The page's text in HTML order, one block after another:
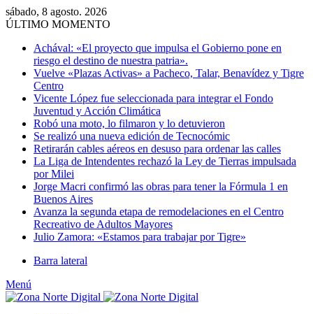
sábado, 8 agosto. 2026
ÚLTIMO MOMENTO
Achával: «El proyecto que impulsa el Gobierno pone en
riesgo el destino de nuestra patria».
Vuelve «Plazas Activas» a Pacheco, Talar, Benavídez y Tigre
Centro
Vicente López fue seleccionada para integrar el Fondo
Juventud y Acción Climática
Robó una moto, lo filmaron y lo detuvieron
Se realizó una nueva edición de Tecnocómic
Retirarán cables aéreos en desuso para ordenar las calles
La Liga de Intendentes rechazó la Ley de Tierras impulsada
por Milei
Jorge Macri confirmó las obras para tener la Fórmula 1 en
Buenos Aires
Avanza la segunda etapa de remodelaciones en el Centro
Recreativo de Adultos Mayores
Julio Zamora: «Estamos para trabajar por Tigre»
Barra lateral
Menú